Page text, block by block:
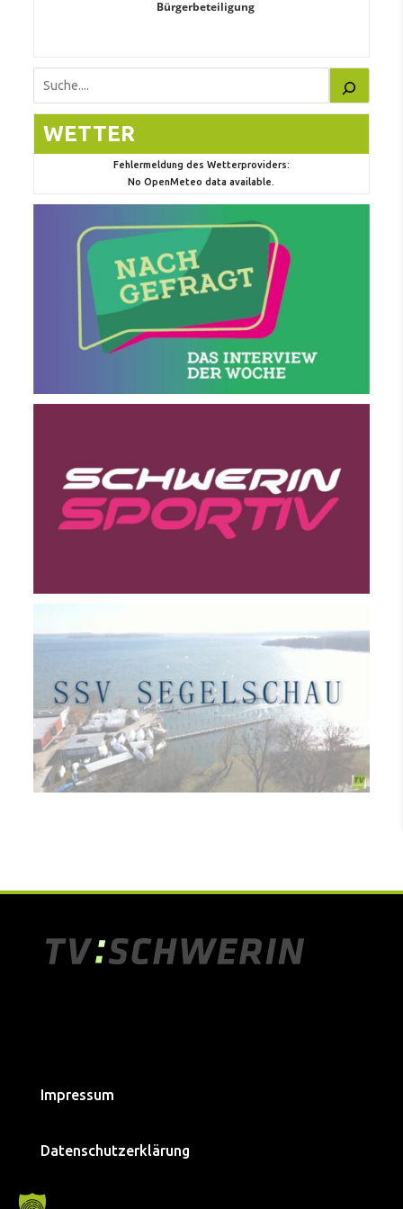
Bürgerbeteiligung
Suchen
WETTER
Fehlermeldung des Wetterproviders:
No OpenMeteo data available.
Impressum
Datenschutzerklärung